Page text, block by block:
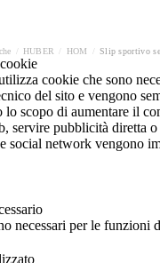
HUBER HOM
cookie che sono
del sito e vengono
lo scopo di aumentare il
servire pubblicità diretta
social network vengono
necessari per le funzioni